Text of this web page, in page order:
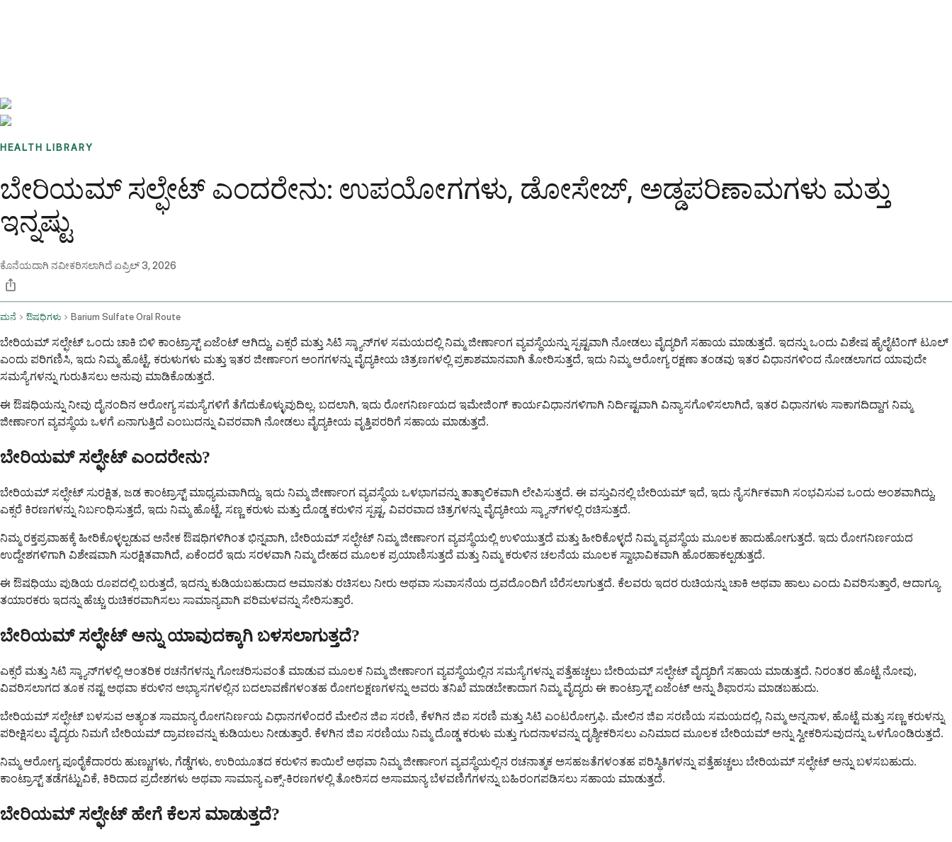
HEALTH LIBRARY
ಬೇರಿಯಮ್ ಸಲ್ಫೇಟ್ ಎಂದರೇನು: ಉಪಯೋಗಗಳು, ಡೋಸೇಜ್, ಅಡ್ಡಪರಿಣಾಮಗಳು ಮತ್ತು
ಇನ್ನಷ್ಟು
ಕೊನೆಯದಾಗಿ ನವೀಕರಿಸಲಾಗಿದೆಏಪ್ರಿಲ್ 3, 2026
ಮನೆ ಔಷಧಿಗಳು Barium Sulfate Oral Route
ಬೇರಿಯಮ್ ಸಲ್ಫೇಟ್ ಒಂದು ಚಾಕಿ ಬಿಳಿ ಕಾಂಟ್ರಾಸ್ಟ್ ಏಜೆಂಟ್ ಆಗಿದ್ದು, ಎಕ್ಸರೆ ಮತ್ತು ಸಿಟಿ ಸ್ಕ್ಯಾನ್‌ಗಳ ಸಮಯದಲ್ಲಿ ನಿಮ್ಮ ಜೀರ್ಣಾಂಗ ವ್ಯವಸ್ಥೆಯನ್ನು ಸ್ಪಷ್ಟವಾಗಿ ನೋಡಲು ವೈದ್ಯರಿಗೆ ಸಹಾಯ ಮಾಡುತ್ತದೆ. ಇದನ್ನು ಒಂದು ವಿಶೇಷ ಹೈಲೈಟಿಂಗ್ ಟೂಲ್
ಎಂದು ಪರಿಗಣಿಸಿ, ಇದು ನಿಮ್ಮ ಹೊಟ್ಟೆ, ಕರುಳುಗಳು ಮತ್ತು ಇತರ ಜೀರ್ಣಾಂಗ ಅಂಗಗಳನ್ನು ವೈದ್ಯಕೀಯ ಚಿತ್ರಣಗಳಲ್ಲಿ ಪ್ರಕಾಶಮಾನವಾಗಿ ತೋರಿಸುತ್ತದೆ, ಇದು ನಿಮ್ಮ ಆರೋಗ್ಯ ರಕ್ಷಣಾ ತಂಡವು ಇತರ ವಿಧಾನಗಳಿಂದ ನೋಡಲಾಗದ ಯಾವುದೇ
ಸಮಸ್ಯೆಗಳನ್ನು ಗುರುತಿಸಲು ಅನುವು ಮಾಡಿಕೊಡುತ್ತದೆ.
ಈ ಔಷಧಿಯನ್ನು ನೀವು ದೈನಂದಿನ ಆರೋಗ್ಯ ಸಮಸ್ಯೆಗಳಿಗೆ ತೆಗೆದುಕೊಳ್ಳುವುದಿಲ್ಲ. ಬದಲಾಗಿ, ಇದು ರೋಗನಿರ್ಣಯದ ಇಮೇಜಿಂಗ್ ಕಾರ್ಯವಿಧಾನಗಳಿಗಾಗಿ ನಿರ್ದಿಷ್ಟವಾಗಿ ವಿನ್ಯಾಸಗೊಳಿಸಲಾಗಿದೆ, ಇತರ ವಿಧಾನಗಳು ಸಾಕಾಗದಿದ್ದಾಗ ನಿಮ್ಮ
ಜೀರ್ಣಾಂಗ ವ್ಯವಸ್ಥೆಯ ಒಳಗೆ ಏನಾಗುತ್ತಿದೆ ಎಂಬುದನ್ನು ವಿವರವಾಗಿ ನೋಡಲು ವೈದ್ಯಕೀಯ ವೃತ್ತಿಪರರಿಗೆ ಸಹಾಯ ಮಾಡುತ್ತದೆ.
ಬೇರಿಯಮ್ ಸಲ್ಫೇಟ್ ಎಂದರೇನು?
ಬೇರಿಯಮ್ ಸಲ್ಫೇಟ್ ಸುರಕ್ಷಿತ, ಜಡ ಕಾಂಟ್ರಾಸ್ಟ್ ಮಾಧ್ಯಮವಾಗಿದ್ದು, ಇದು ನಿಮ್ಮ ಜೀರ್ಣಾಂಗ ವ್ಯವಸ್ಥೆಯ ಒಳಭಾಗವನ್ನು ತಾತ್ಕಾಲಿಕವಾಗಿ ಲೇಪಿಸುತ್ತದೆ. ಈ ವಸ್ತುವಿನಲ್ಲಿ ಬೇರಿಯಮ್ ಇದೆ, ಇದು ನೈಸರ್ಗಿಕವಾಗಿ ಸಂಭವಿಸುವ ಒಂದು ಅಂಶವಾಗಿದ್ದು,
ಎಕ್ಸರೆ ಕಿರಣಗಳನ್ನು ನಿರ್ಬಂಧಿಸುತ್ತದೆ, ಇದು ನಿಮ್ಮ ಹೊಟ್ಟೆ, ಸಣ್ಣ ಕರುಳು ಮತ್ತು ದೊಡ್ಡ ಕರುಳಿನ ಸ್ಪಷ್ಟ, ವಿವರವಾದ ಚಿತ್ರಗಳನ್ನು ವೈದ್ಯಕೀಯ ಸ್ಕ್ಯಾನ್‌ಗಳಲ್ಲಿ ರಚಿಸುತ್ತದೆ.
ನಿಮ್ಮ ರಕ್ತಪ್ರವಾಹಕ್ಕೆ ಹೀರಿಕೊಳ್ಳಲ್ಪಡುವ ಅನೇಕ ಔಷಧಿಗಳಿಗಿಂತ ಭಿನ್ನವಾಗಿ, ಬೇರಿಯಮ್ ಸಲ್ಫೇಟ್ ನಿಮ್ಮ ಜೀರ್ಣಾಂಗ ವ್ಯವಸ್ಥೆಯಲ್ಲಿ ಉಳಿಯುತ್ತದೆ ಮತ್ತು ಹೀರಿಕೊಳ್ಳದೆ ನಿಮ್ಮ ವ್ಯವಸ್ಥೆಯ ಮೂಲಕ ಹಾದುಹೋಗುತ್ತದೆ. ಇದು ರೋಗನಿರ್ಣಯದ
ಉದ್ದೇಶಗಳಿಗಾಗಿ ವಿಶೇಷವಾಗಿ ಸುರಕ್ಷಿತವಾಗಿದೆ, ಏಕೆಂದರೆ ಇದು ಸರಳವಾಗಿ ನಿಮ್ಮ ದೇಹದ ಮೂಲಕ ಪ್ರಯಾಣಿಸುತ್ತದೆ ಮತ್ತು ನಿಮ್ಮ ಕರುಳಿನ ಚಲನೆಯ ಮೂಲಕ ಸ್ವಾಭಾವಿಕವಾಗಿ ಹೊರಹಾಕಲ್ಪಡುತ್ತದೆ.
ಈ ಔಷಧಿಯು ಪುಡಿಯ ರೂಪದಲ್ಲಿ ಬರುತ್ತದೆ, ಇದನ್ನು ಕುಡಿಯಬಹುದಾದ ಅಮಾನತು ರಚಿಸಲು ನೀರು ಅಥವಾ ಸುವಾಸನೆಯ ದ್ರವದೊಂದಿಗೆ ಬೆರೆಸಲಾಗುತ್ತದೆ. ಕೆಲವರು ಇದರ ರುಚಿಯನ್ನು ಚಾಕಿ ಅಥವಾ ಹಾಲು ಎಂದು ವಿವರಿಸುತ್ತಾರೆ, ಆದಾಗ್ಯೂ
ತಯಾರಕರು ಇದನ್ನು ಹೆಚ್ಚು ರುಚಿಕರವಾಗಿಸಲು ಸಾಮಾನ್ಯವಾಗಿ ಪರಿಮಳವನ್ನು ಸೇರಿಸುತ್ತಾರೆ.
ಬೇರಿಯಮ್ ಸಲ್ಫೇಟ್ ಅನ್ನು ಯಾವುದಕ್ಕಾಗಿ ಬಳಸಲಾಗುತ್ತದೆ?
ಎಕ್ಸರೆ ಮತ್ತು ಸಿಟಿ ಸ್ಕ್ಯಾನ್‌ಗಳಲ್ಲಿ ಆಂತರಿಕ ರಚನೆಗಳನ್ನು ಗೋಚರಿಸುವಂತೆ ಮಾಡುವ ಮೂಲಕ ನಿಮ್ಮ ಜೀರ್ಣಾಂಗ ವ್ಯವಸ್ಥೆಯಲ್ಲಿನ ಸಮಸ್ಯೆಗಳನ್ನು ಪತ್ತೆಹಚ್ಚಲು ಬೇರಿಯಮ್ ಸಲ್ಫೇಟ್ ವೈದ್ಯರಿಗೆ ಸಹಾಯ ಮಾಡುತ್ತದೆ. ನಿರಂತರ ಹೊಟ್ಟೆ ನೋವು,
ವಿವರಿಸಲಾಗದ ತೂಕ ನಷ್ಟ ಅಥವಾ ಕರುಳಿನ ಅಭ್ಯಾಸಗಳಲ್ಲಿನ ಬದಲಾವಣೆಗಳಂತಹ ರೋಗಲಕ್ಷಣಗಳನ್ನು ಅವರು ತನಿಖೆ ಮಾಡಬೇಕಾದಾಗ ನಿಮ್ಮ ವೈದ್ಯರು ಈ ಕಾಂಟ್ರಾಸ್ಟ್ ಏಜೆಂಟ್ ಅನ್ನು ಶಿಫಾರಸು ಮಾಡಬಹುದು.
ಬೇರಿಯಮ್ ಸಲ್ಫೇಟ್ ಬಳಸುವ ಅತ್ಯಂತ ಸಾಮಾನ್ಯ ರೋಗನಿರ್ಣಯ ವಿಧಾನಗಳೆಂದರೆ ಮೇಲಿನ ಜಿಐ ಸರಣಿ, ಕೆಳಗಿನ ಜಿಐ ಸರಣಿ ಮತ್ತು ಸಿಟಿ ಎಂಟರೋಗ್ರಫಿ. ಮೇಲಿನ ಜಿಐ ಸರಣಿಯ ಸಮಯದಲ್ಲಿ, ನಿಮ್ಮ ಅನ್ನನಾಳ, ಹೊಟ್ಟೆ ಮತ್ತು ಸಣ್ಣ ಕರುಳನ್ನು
ಪರೀಕ್ಷಿಸಲು ವೈದ್ಯರು ನಿಮಗೆ ಬೇರಿಯಮ್ ದ್ರಾವಣವನ್ನು ಕುಡಿಯಲು ನೀಡುತ್ತಾರೆ. ಕೆಳಗಿನ ಜಿಐ ಸರಣಿಯು ನಿಮ್ಮ ದೊಡ್ಡ ಕರುಳು ಮತ್ತು ಗುದನಾಳವನ್ನು ದೃಶ್ಯೀಕರಿಸಲು ಎನಿಮಾದ ಮೂಲಕ ಬೇರಿಯಮ್ ಅನ್ನು ಸ್ವೀಕರಿಸುವುದನ್ನು ಒಳಗೊಂಡಿರುತ್ತದೆ.
ನಿಮ್ಮ ಆರೋಗ್ಯ ಪೂರೈಕೆದಾರರು ಹುಣ್ಣುಗಳು, ಗೆಡ್ಡೆಗಳು, ಉರಿಯೂತದ ಕರುಳಿನ ಕಾಯಿಲೆ ಅಥವಾ ನಿಮ್ಮ ಜೀರ್ಣಾಂಗ ವ್ಯವಸ್ಥೆಯಲ್ಲಿನ ರಚನಾತ್ಮಕ ಅಸಹಜತೆಗಳಂತಹ ಪರಿಸ್ಥಿತಿಗಳನ್ನು ಪತ್ತೆಹಚ್ಚಲು ಬೇರಿಯಮ್ ಸಲ್ಫೇಟ್ ಅನ್ನು ಬಳಸಬಹುದು.
ಕಾಂಟ್ರಾಸ್ಟ್ ತಡೆಗಟ್ಟುವಿಕೆ, ಕಿರಿದಾದ ಪ್ರದೇಶಗಳು ಅಥವಾ ಸಾಮಾನ್ಯ ಎಕ್ಸ್-ಕಿರಣಗಳಲ್ಲಿ ತೋರಿಸದ ಅಸಾಮಾನ್ಯ ಬೆಳವಣಿಗೆಗಳನ್ನು ಬಹಿರಂಗಪಡಿಸಲು ಸಹಾಯ ಮಾಡುತ್ತದೆ.
ಬೇರಿಯಮ್ ಸಲ್ಫೇಟ್ ಹೇಗೆ ಕೆಲಸ ಮಾಡುತ್ತದೆ?